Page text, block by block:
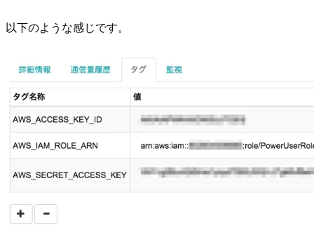
以下のような感じです。